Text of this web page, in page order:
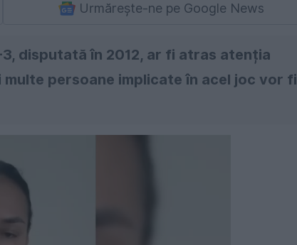
Urmărește-ne pe Google News
disputată în 2012, ar fi atras atenția
persoane implicate în acel joc vor fi